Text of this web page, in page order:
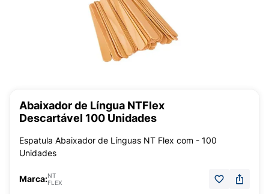
Abaixador de Língua NTFlex
Descartável 100 Unidades
Espatula Abaixador de Línguas NT Flex com - 100
Unidades
Marca:NT
FLEX